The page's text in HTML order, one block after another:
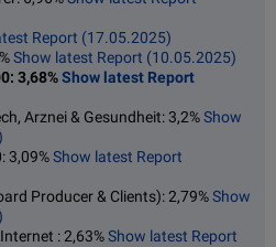
Report (17.05.2025)
Show latest Report (10.05.2025)
3,68%Show latest Report
Arznei & Gesundheit: 3,2%Show
3,09%Show latest Report
Producer & Clients): 2,79%Show
: 2,63%Show latest Report